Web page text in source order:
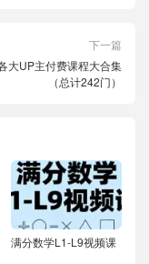
下一篇
大UP主付费课程大合集
（总计242门）
满分数学L1-L9视频课